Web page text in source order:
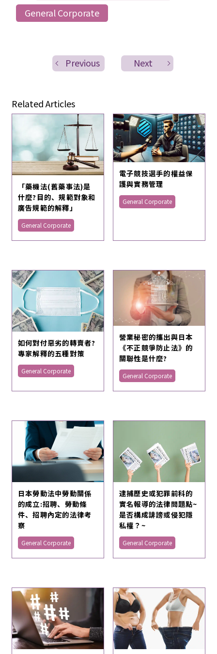
General Corporate
Previous Next
Related Articles
「藥機法(舊藥事法)是
什麼?目的、規範對象和
廣告規範的解釋」
General Corporate
電子競技選手的權益保
護與實務管理
General Corporate
如何對付惡劣的轉賣者?
專家解釋的五種對策
General Corporate
營業秘密的攜出與日本
《不正競爭防止法》的
關聯性是什麼?
General Corporate
日本勞動法中勞動關係
的成立:招聘、勞動條
件、招聘內定的法律考
察
General Corporate
逮捕歷史或犯罪前科的
實名報導的法律問題點~
是否構成誹謗或侵犯隱
私權？~
General Corporate